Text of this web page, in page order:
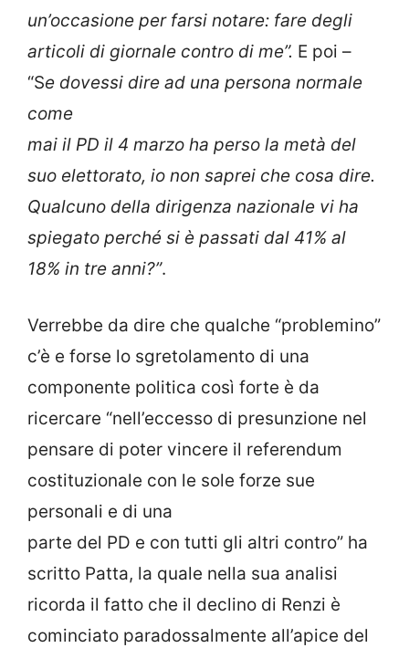
un’occasione per farsi notare: fare degli
articoli di giornale contro di me”. E poi –
“Se dovessi dire ad una persona normale
come
mai il PD il 4 marzo ha perso la metà del
suo elettorato, io non saprei che cosa dire.
Qualcuno della dirigenza nazionale vi ha
spiegato perché si è passati dal 41% al
18% in tre anni?”.
Verrebbe da dire che qualche “problemino”
c’è e forse lo sgretolamento di una
componente politica così forte è da
ricercare “nell’eccesso di presunzione nel
pensare di poter vincere il referendum
costituzionale con le sole forze sue
personali e di una
parte del PD e con tutti gli altri contro” ha
scritto Patta, la quale nella sua analisi
ricorda il fatto che il declino di Renzi è
cominciato paradossalmente all’apice del